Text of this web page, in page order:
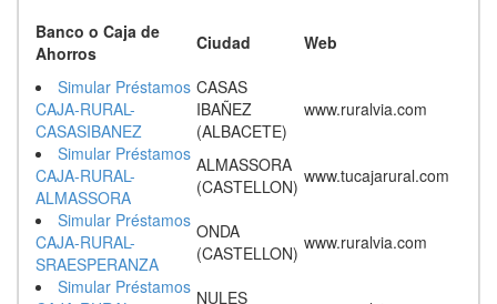
Banco o Caja de
Ahorros
Ciudad
Web
Simular Préstamos
CAJA-RURAL-
CASASIBANEZ
CASAS
IBAÑEZ
(ALBACETE)
www.ruralvia.com
Simular Préstamos
CAJA-RURAL-
ALMASSORA
ALMASSORA
(CASTELLON) www.tucajarural.com
Simular Préstamos
CAJA-RURAL-
SRAESPERANZA
ONDA
(CASTELLON) www.ruralvia.com
Simular Préstamos NULES